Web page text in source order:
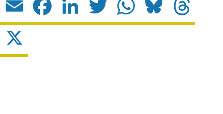
Email Facebook LinkedIn Twitter WhatsApp Bluesky